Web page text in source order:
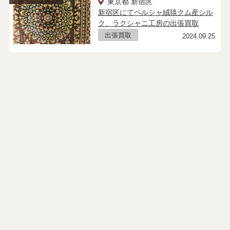
東京都 新宿区
新宿区にてペルシャ絨毯クム産シル
ク、ラクシャニ工房の出張買取
出張買取 2024.09.25